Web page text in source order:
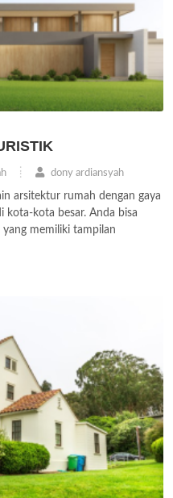
dony ardiansyah
arsitektur rumah dengan gaya
kota besar. Anda bisa
memiliki tampilan